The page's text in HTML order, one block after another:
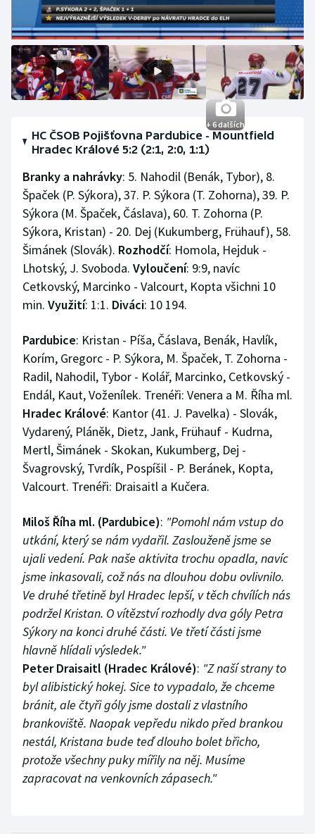
+ 6 dalších
HC ČSOB Pojišťovna Pardubice - Mountfield
Hradec Králové 5:2 (2:1, 2:0, 1:1)
Branky a nahrávky: 5. Nahodil (Benák, Tybor), 8.
Špaček (P. Sýkora), 37. P. Sýkora (T. Zohorna), 39. P.
Sýkora (M. Špaček, Čáslava), 60. T. Zohorna (P.
Sýkora, Kristan) - 20. Dej (Kukumberg, Frühauf), 58.
Šimánek (Slovák). Rozhodčí: Homola, Hejduk -
Lhotský, J. Svoboda. Vyloučení: 9:9, navíc
Cetkovský, Marcinko - Valcourt, Kopta všichni 10
min. Využití: 1:1. Diváci: 10 194.
Pardubice: Kristan - Píša, Čáslava, Benák, Havlík,
Korím, Gregorc - P. Sýkora, M. Špaček, T. Zohorna -
Radil, Nahodil, Tybor - Kolář, Marcinko, Cetkovský -
Endál, Kaut, Voženílek. Trenéři: Venera a M. Říha ml.
Hradec Králové: Kantor (41. J. Pavelka) - Slovák,
Vydarený, Pláněk, Dietz, Jank, Frühauf - Kudrna,
Mertl, Šimánek - Skokan, Kukumberg, Dej -
Švagrovský, Tvrdík, Pospíšil - P. Beránek, Kopta,
Valcourt. Trenéři: Draisaitl a Kučera.
Miloš Říha ml. (Pardubice): "Pomohl nám vstup do
utkání, který se nám vydařil. Zaslouženě jsme se
ujali vedení. Pak naše aktivita trochu opadla, navíc
jsme inkasovali, což nás na dlouhou dobu ovlivnilo.
Ve druhé třetině byl Hradec lepší, v těch chvílích nás
podržel Kristan. O vítězství rozhodly dva góly Petra
Sýkory na konci druhé části. Ve třetí části jsme
hlavně hlídali výsledek."
Peter Draisaitl (Hradec Králové): "Z naší strany to
byl alibistický hokej. Sice to vypadalo, že chceme
bránit, ale čtyři góly jsme dostali z vlastního
brankoviště. Naopak vepředu nikdo před brankou
nestál, Kristana bude teď dlouho bolet břicho,
protože všechny puky mířily na něj. Musíme
zapracovat na venkovních zápasech."